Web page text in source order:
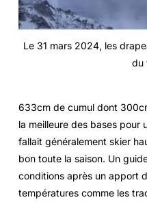
Le 31 mars 2024, les
du
633cm de cumul dont
la meilleure des bases pour
fallait généralement skier
bon toute la saison. Un
conditions après un apport
températures comme les